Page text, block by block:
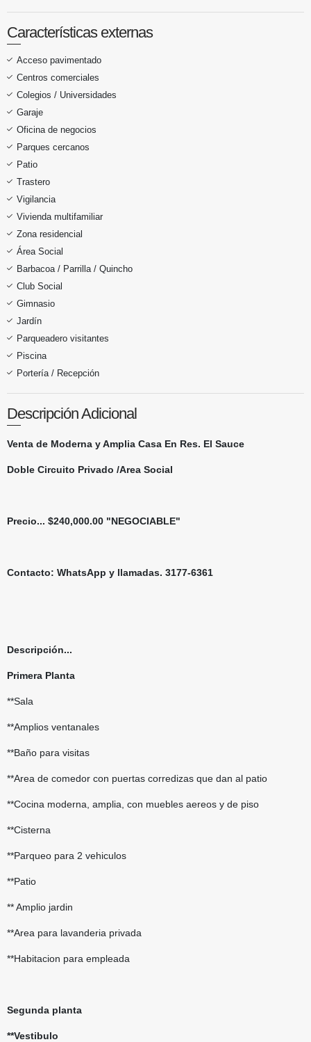
Características externas
Acceso pavimentado
Centros comerciales
Colegios / Universidades
Garaje
Oficina de negocios
Parques cercanos
Patio
Trastero
Vigilancia
Vivienda multifamiliar
Zona residencial
Área Social
Barbacoa / Parrilla / Quincho
Club Social
Gimnasio
Jardín
Parqueadero visitantes
Piscina
Portería / Recepción
Descripción Adicional
Venta de Moderna y Amplia Casa En Res. El Sauce
Doble Circuito Privado /Area Social
Precio... $240,000.00 "NEGOCIABLE"
Contacto: WhatsApp y llamadas. 3177-6361
Descripción...
Primera Planta
**Sala
**Amplios ventanales
**Baño para visitas
**Area de comedor con puertas corredizas que dan al patio
**Cocina moderna, amplia, con muebles aereos y de piso
**Cisterna
**Parqueo para 2 vehiculos
**Patio
** Amplio jardin
**Area para lavanderia privada
**Habitacion para empleada
Segunda planta
**Vestibulo